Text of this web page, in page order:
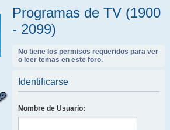
Programas de TV (1900
- 2099)
No tiene los permisos requeridos para ver
o leer temas en este foro.
Identificarse
Nombre de Usuario: